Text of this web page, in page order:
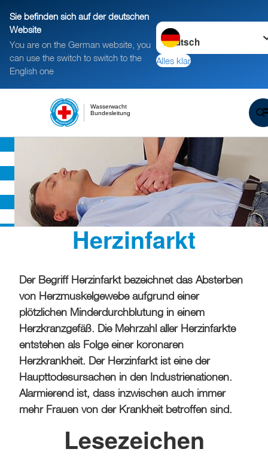
Sie befinden sich auf der deutschen
Website
You are on the German website, you
can use the switch to switch to the
English one
Sprache wechseln zu
Alles klar
Bundesleitung
Wasserwacht
Herzinfarkt
Der Begriff Herzinfarkt bezeichnet das Absterben
von Herzmuskelgewebe aufgrund einer
plötzlichen Minderdurchblutung in einem
Herzkranzgefäß. Die Mehrzahl aller Herzinfarkte
entstehen als Folge einer koronaren
Herzkrankheit. Der Herzinfarkt ist eine der
Haupttodesursachen in den Industrienationen.
Alarmierend ist, dass inzwischen auch immer
mehr Frauen von der Krankheit betroffen sind.
Lesezeichen